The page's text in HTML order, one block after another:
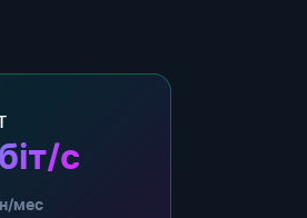
с
мес